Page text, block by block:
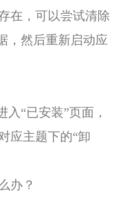
在，可以尝试清除
，然后重新启动应
“已安装”页面，
应主题下的“卸
办？